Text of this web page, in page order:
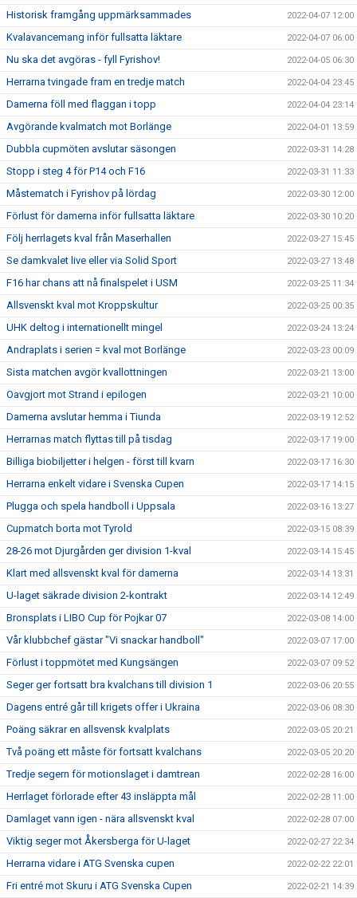
Historisk framgång uppmärksammades 2022-04-07 12:00
Kvalavancemang inför fullsatta läktare 2022-04-07 06:00
Nu ska det avgöras - fyll Fyrishov! 2022-04-05 06:30
Herrarna tvingade fram en tredje match 2022-04-04 23:45
Damerna föll med flaggan i topp 2022-04-04 23:14
Avgörande kvalmatch mot Borlänge 2022-04-01 13:59
Dubbla cupmöten avslutar säsongen 2022-03-31 14:28
Stopp i steg 4 för P14 och F16 2022-03-31 11:33
Måstematch i Fyrishov på lördag 2022-03-30 12:00
Förlust för damerna inför fullsatta läktare 2022-03-30 10:20
Följ herrlagets kval från Maserhallen 2022-03-27 15:45
Se damkvalet live eller via Solid Sport 2022-03-27 13:48
F16 har chans att nå finalspelet i USM 2022-03-25 11:34
Allsvenskt kval mot Kroppskultur 2022-03-25 00:35
UHK deltog i internationellt mingel 2022-03-24 13:24
Andraplats i serien = kval mot Borlänge 2022-03-23 00:09
Sista matchen avgör kvallottningen 2022-03-21 13:00
Oavgjort mot Strand i epilogen 2022-03-21 10:00
Damerna avslutar hemma i Tiunda 2022-03-19 12:52
Herrarnas match flyttas till på tisdag 2022-03-17 19:00
Billiga biobiljetter i helgen - först till kvarn 2022-03-17 16:30
Herrarna enkelt vidare i Svenska Cupen 2022-03-17 14:15
Plugga och spela handboll i Uppsala 2022-03-16 13:27
Cupmatch borta mot Tyrold 2022-03-15 08:39
28-26 mot Djurgården ger division 1-kval 2022-03-14 15:45
Klart med allsvenskt kval för damerna 2022-03-14 13:31
U-laget säkrade division 2-kontrakt 2022-03-14 12:49
Bronsplats i LIBO Cup för Pojkar 07 2022-03-08 14:00
Vår klubbchef gästar "Vi snackar handboll" 2022-03-07 17:00
Förlust i toppmötet med Kungsängen 2022-03-07 09:52
Seger ger fortsatt bra kvalchans till division 1 2022-03-06 20:55
Dagens entré går till krigets offer i Ukraina 2022-03-06 08:30
Poäng säkrar en allsvensk kvalplats 2022-03-05 20:21
Två poäng ett måste för fortsatt kvalchans 2022-03-05 20:20
Tredje segern för motionslaget i damtrean 2022-02-28 16:00
Herrlaget förlorade efter 43 insläppta mål 2022-02-28 11:00
Damlaget vann igen - nära allsvenskt kval 2022-02-28 07:00
Viktig seger mot Åkersberga för U-laget 2022-02-27 22:34
Herrarna vidare i ATG Svenska cupen 2022-02-22 22:01
Fri entré mot Skuru i ATG Svenska Cupen 2022-02-21 14:39